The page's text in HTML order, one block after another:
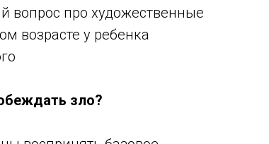
вопрос про художественные
возрасте у ребенка
зло?